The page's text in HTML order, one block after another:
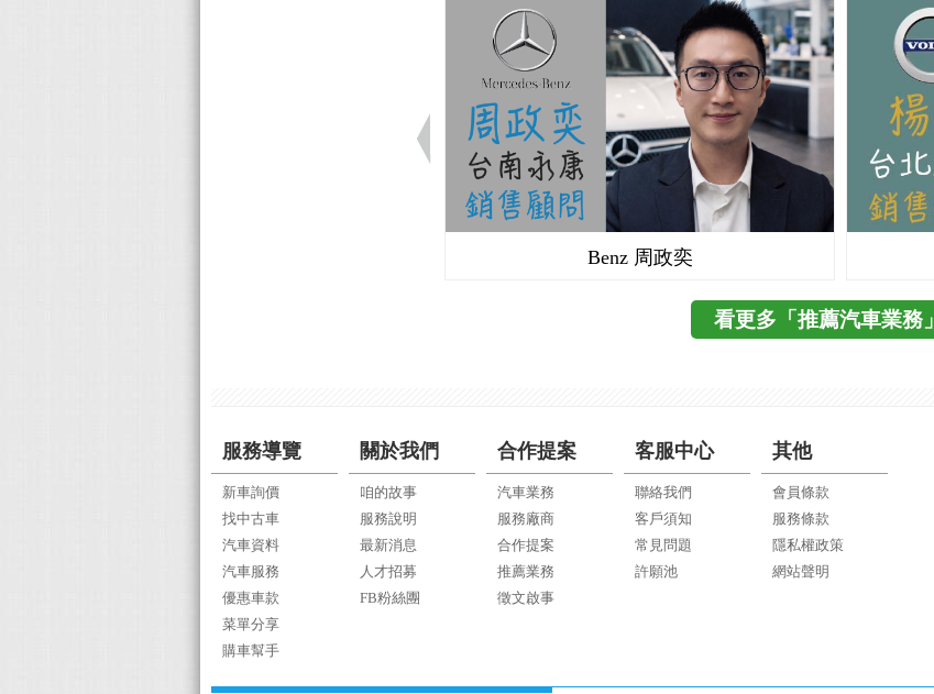
Benz 周政奕
看更多「推薦汽車業務」
服務導覽
新車詢價
找中古車
汽車資料
汽車服務
優惠車款
菜單分享
購車幫手
關於我們
咱的故事
服務說明
最新消息
人才招募
FB粉絲團
合作提案
汽車業務
服務廠商
合作提案
推薦業務
徵文啟事
客服中心
聯絡我們
客戶須知
常見問題
許願池
其他
會員條款
服務條款
隱私權政策
網站聲明